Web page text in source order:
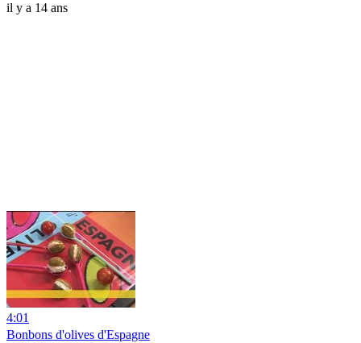
il y a 14 ans
4:01
Bonbons d'olives d'Espagne